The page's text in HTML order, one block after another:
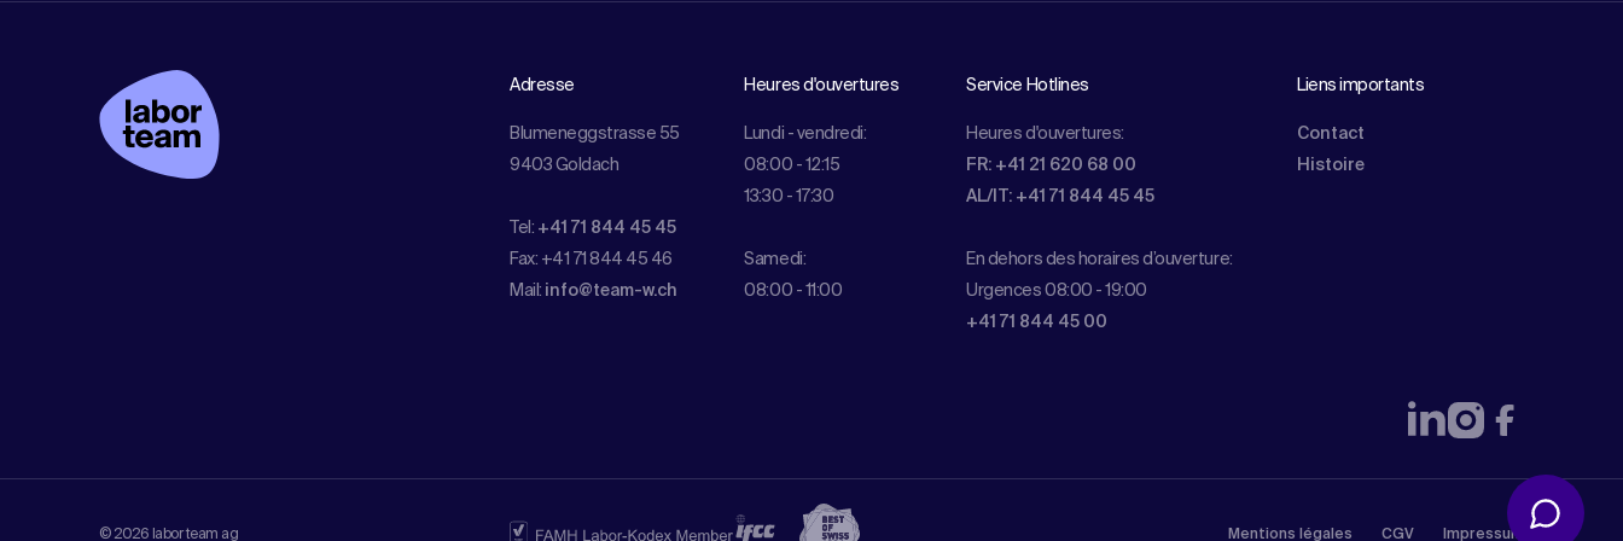
Adresse
Blumeneggstrasse 55
9403 Goldach
Tel: +41 71 844 45 45
Fax: +41 71 844 45 46
Mail: info@team-w.ch
Heures d'ouvertures
Lundi - vendredi:
08:00 - 12:15
13:30 - 17:30
Samedi:
08:00 - 11:00
Service Hotlines
Heures d'ouvertures:
FR: +41 21 620 68 00
AL/IT: +41 71 844 45 45
En dehors des horaires d’ouverture:
Urgences 08:00 - 19:00
+41 71 844 45 00
Liens importants
Contact
Histoire
© 2026 labor team ag Mentions légales CGV Impressum